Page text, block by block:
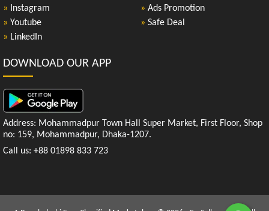
» Instagram
» Youtube
» LinkedIn
» Ads Promotion
» Safe Deal
DOWNLOAD OUR APP
Address: Mohammadpur Town Hall Super Market, First Floor, Shop
no: 159, Mohammadpur, Dhaka-1207.
Call us: +88 01898 833 723